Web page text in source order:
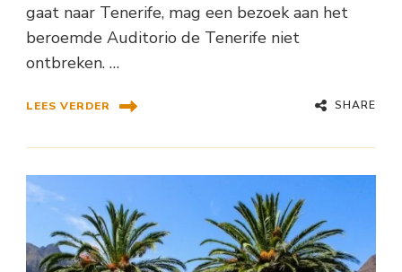
gaat naar Tenerife, mag een bezoek aan het
beroemde Auditorio de Tenerife niet
ontbreken. …
LEES VERDER SHARE